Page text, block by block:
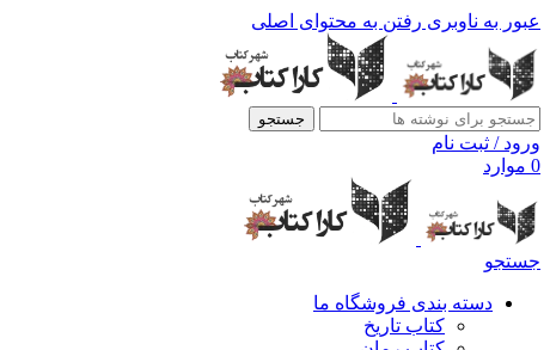
عبور به ناوبری رفتن به محتوای اصلی
جستجو
ورود / ثبت نام
0 موارد
جستجو
دسته بندی فروشگاه ما
کتاب تاریخ